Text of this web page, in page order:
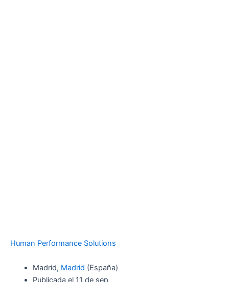
Human Performance Solutions
Madrid, Madrid (España)
Publicada el 11 de sep